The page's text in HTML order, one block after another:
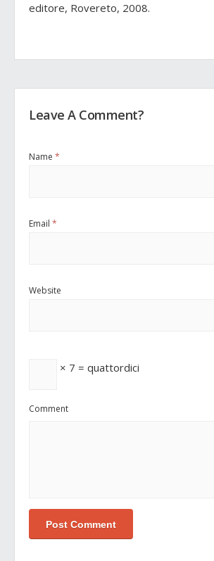
editore, Rovereto, 2008.
Leave A Comment?
Name *
Email *
Website
× 7 = quattordici
Comment